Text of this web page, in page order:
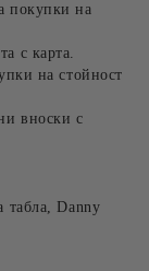
покупки на
с карта.
на стойност
вноски с
табла, Danny